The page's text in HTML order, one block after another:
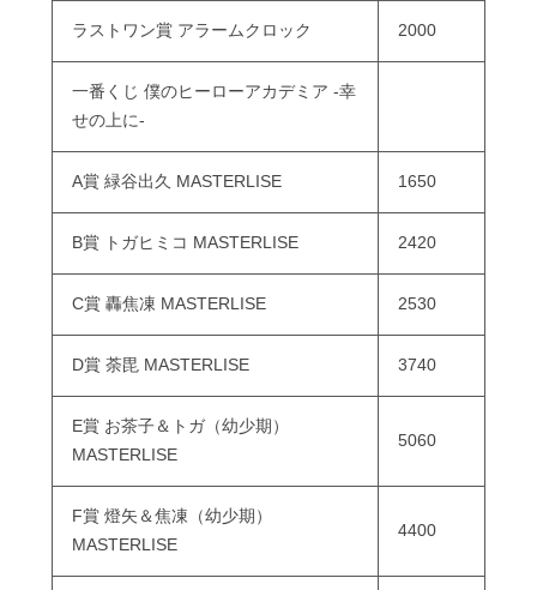
ラストワン賞 アラームクロック 2000
一番くじ 僕のヒーローアカデミア -幸
せの上に-
A賞 緑谷出久 MASTERLISE 1650
B賞 トガヒミコ MASTERLISE 2420
C賞 轟焦凍 MASTERLISE 2530
D賞 荼毘 MASTERLISE 3740
E賞 お茶子＆トガ（幼少期）
MASTERLISE
5060
F賞 燈矢＆焦凍（幼少期）
MASTERLISE
4400